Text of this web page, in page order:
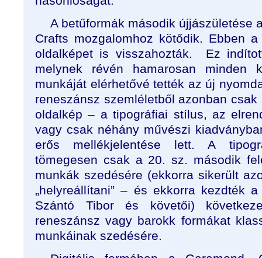
A betűformák második újjászületése
Crafts mozgalomhoz kötődik. Ebben
oldalképet is visszahozták. Ez
melynek révén hamarosan minden
munkáját elérhetővé tették az új
reneszánsz szemléletből azonban
oldalkép – a tipográfiai stílus, az
vagy csak néhány művészi
erős mellékjelentése lett. A
tömegesen csak a 20. sz. második
munkák szedésére (ekkorra sikerült
„helyreállítani” – és ekkorra kezdték
Szántó Tibor és követői)
reneszánsz vagy barokk formákat
munkáinak szedésére.